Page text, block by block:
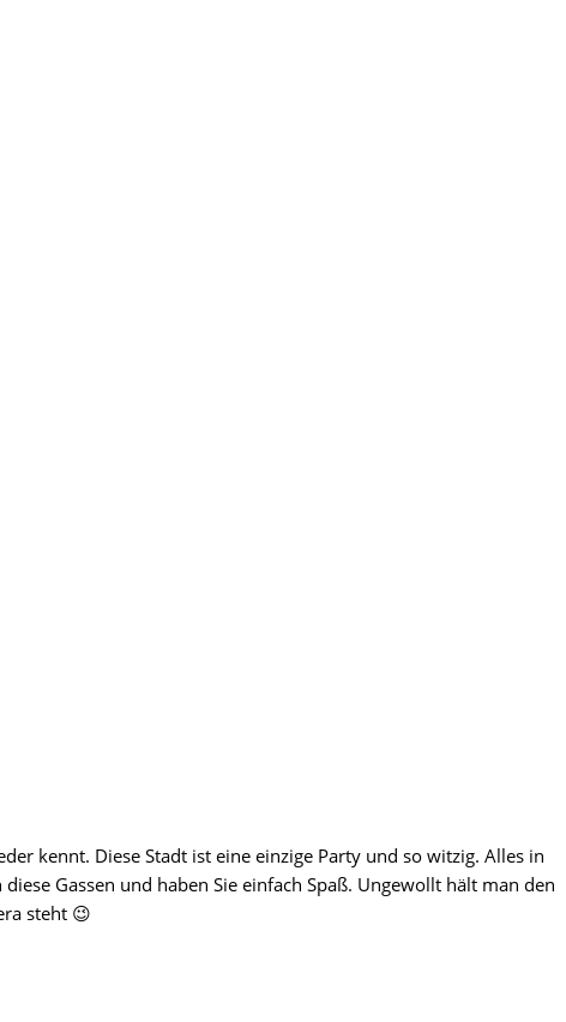
kennt. Diese Stadt ist eine einzige Party und so witzig. Alles in
Gassen und haben Sie einfach Spaß. Ungewollt hält man den
steht 😉